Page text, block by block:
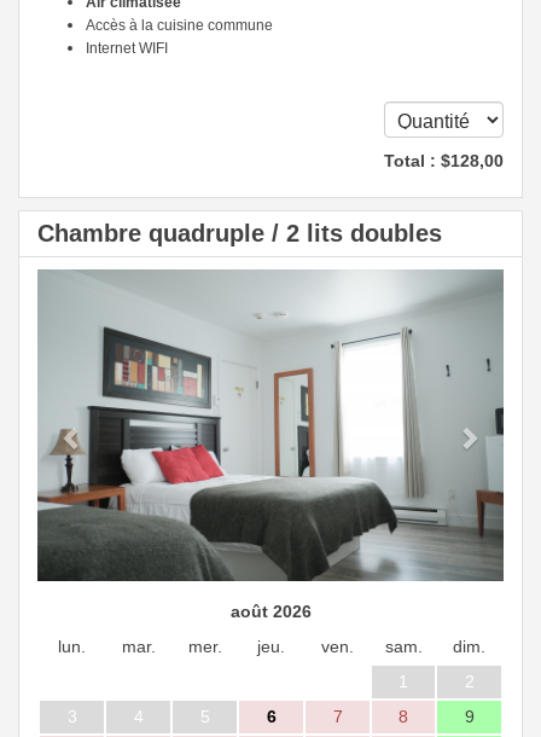
Accès à la cuisine commune
Internet WIFI
Total : $128,00
Chambre quadruple / 2 lits doubles
Next
août 2026
lun.
mar. mer. jeu. ven. sam.
dim.
1
2
3
4 5 6 7 8
9